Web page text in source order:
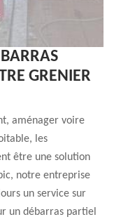
GRENIER
aménager voire
les
être une solution
notre entreprise
un service sur
un débarras partiel